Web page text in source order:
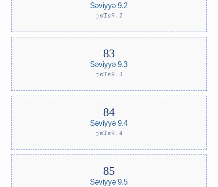
Səviyyə 9.2
jsTs9.2
Səviyyə 9.3
jsTs9.3
Səviyyə 9.4
jsTs9.4
Səviyyə 9.5